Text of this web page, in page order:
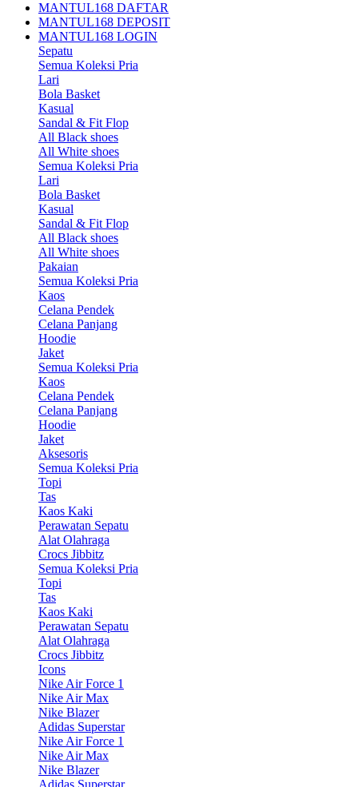
MANTUL168 DAFTAR
MANTUL168 DEPOSIT
MANTUL168 LOGIN
Sepatu
Semua Koleksi Pria
Lari
Bola Basket
Kasual
Sandal & Fit Flop
All Black shoes
All White shoes
Semua Koleksi Pria
Lari
Bola Basket
Kasual
Sandal & Fit Flop
All Black shoes
All White shoes
Pakaian
Semua Koleksi Pria
Kaos
Celana Pendek
Celana Panjang
Hoodie
Jaket
Semua Koleksi Pria
Kaos
Celana Pendek
Celana Panjang
Hoodie
Jaket
Aksesoris
Semua Koleksi Pria
Topi
Tas
Kaos Kaki
Perawatan Sepatu
Alat Olahraga
Crocs Jibbitz
Semua Koleksi Pria
Topi
Tas
Kaos Kaki
Perawatan Sepatu
Alat Olahraga
Crocs Jibbitz
Icons
Nike Air Force 1
Nike Air Max
Nike Blazer
Adidas Superstar
Nike Air Force 1
Nike Air Max
Nike Blazer